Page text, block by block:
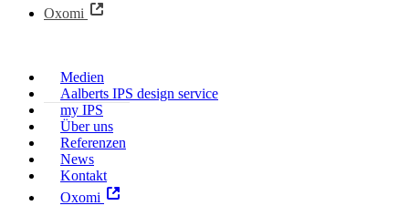
Oxomi
Medien
Aalberts IPS design service
my IPS
Über uns
Referenzen
News
Kontakt
Oxomi